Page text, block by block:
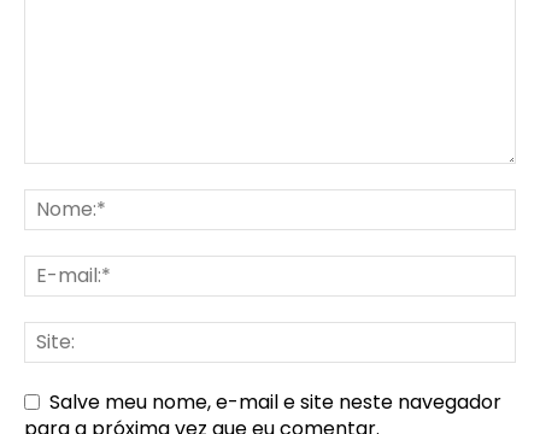
Salve meu nome, e-mail e site neste navegador
para a próxima vez que eu comentar.